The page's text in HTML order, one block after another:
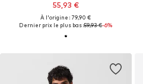
55,93 €
À l'origine : 79,90 €
Dernier prix le plus bas :59,93 €-6%